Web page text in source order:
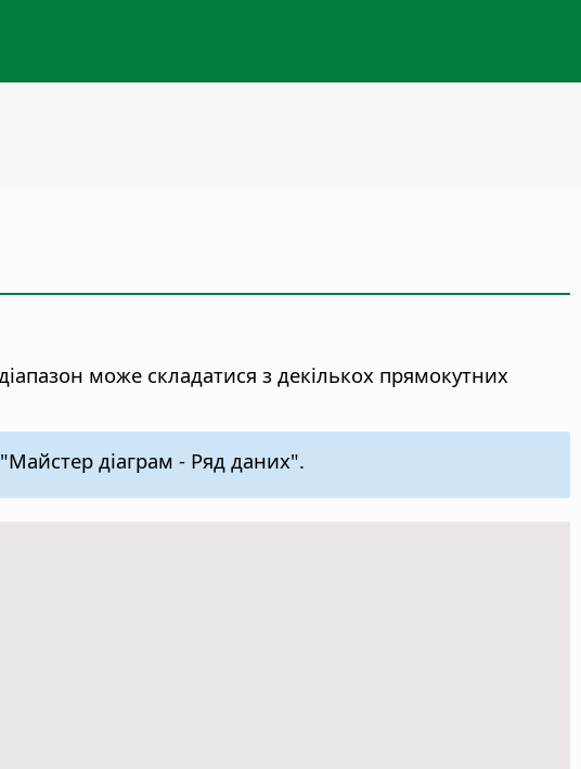
може складатися з декількох прямокутних
діаграм - Ряд даних".